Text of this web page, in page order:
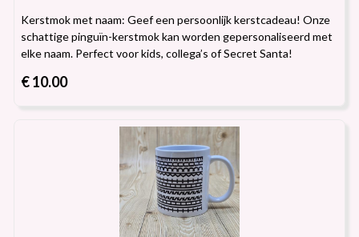
Kerstmok met naam: Geef een persoonlijk kerstcadeau! Onze
schattige pinguïn-kerstmok kan worden gepersonaliseerd met
elke naam. Perfect voor kids, collega’s of Secret Santa!
€ 10.00